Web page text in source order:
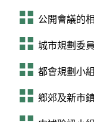
公開會議的
城市規劃委
都會規劃小
鄉郊及新市